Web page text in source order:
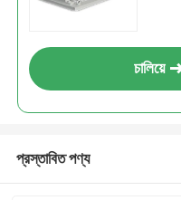
চালিয়ে
প্রস্তাবিত পণ্য